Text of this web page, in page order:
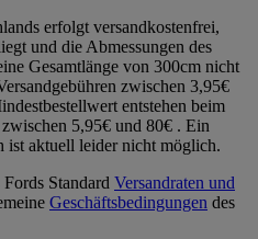
erfolgt versandkostenfrei,
und die Abmessungen des
Gesamtlänge von 300cm nicht
zwischen 3,95€
entstehen beim
5,95€ und 80€ . Ein
ist aktuell leider nicht möglich.
Standard Versandraten und
Geschäftsbedingungen des